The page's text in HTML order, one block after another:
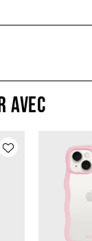
avec